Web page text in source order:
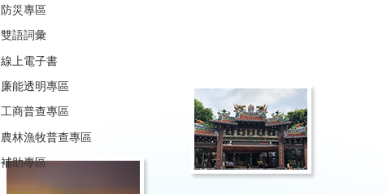
防災專區
雙語詞彙
線上電子書
廉能透明專區
工商普查專區
農林漁牧普查專區
補助專區